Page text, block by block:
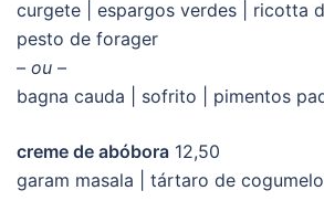
curgete | espargos verdes | ricotta
pesto de forager
– ou –
bagna cauda | sofrito | pimentos
creme de abóbora 12,50
garam masala | tártaro de